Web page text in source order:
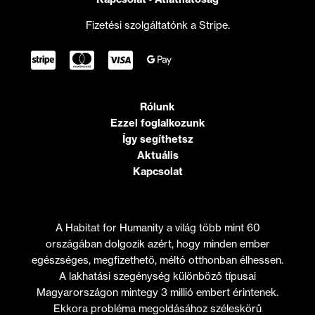
Fizetési szolgáltatónk a Stripe.
Rólunk
Ezzel foglalkozunk
Így segíthetsz
Aktuális
Kapcsolat
A Habitat for Humanity a világ több mint 60
országában dolgozik azért, hogy minden ember
egészséges, megfizethető, méltó otthonban élhessen.
A lakhatási szegénység különböző típusai
Magyarországon mintegy 3 millió embert érintenek.
Ekkora probléma megoldásához széleskörű